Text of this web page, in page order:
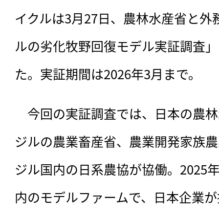
イクルは3月27日、農林水産省と
ルの劣化牧野回復モデル実証調査
た。実証期間は2026年3月まで。
今回の実証調査では、日本の農
ジルの農業畜産省、農業開発家族
ジル国内の日系農協が協働。2025
内のモデルファームで、日本企業